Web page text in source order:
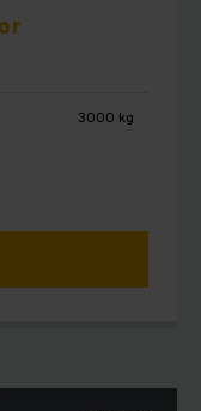
3000 kg